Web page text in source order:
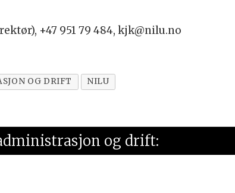
+47 951 79 484, kjk@nilu.no
OG DRIFT NILU
og drift: